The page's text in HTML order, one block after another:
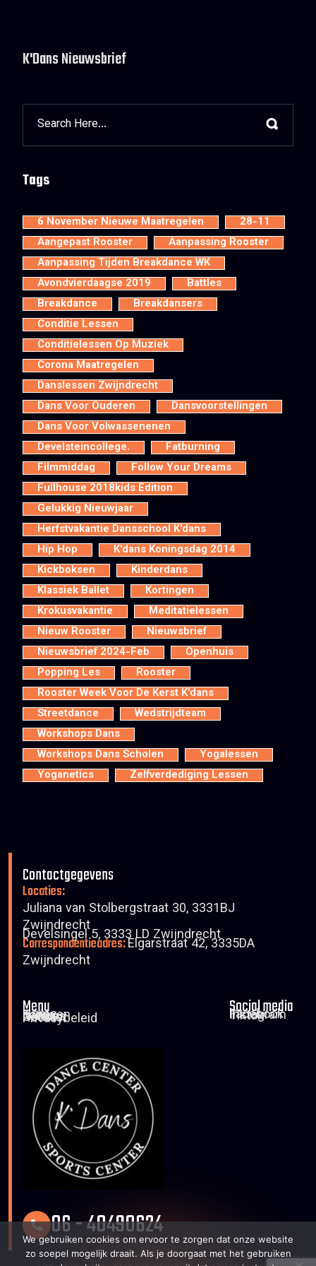
K'Dans Nieuwsbrief
Tags
6 November Nieuwe Maatregelen
28-11
Aangepast Rooster
Aanpassing Rooster
Aanpassing Tijden Breakdance WK
Avondvierdaagse 2019
Battles
Breakdance
Breakdansers
Conditie Lessen
Conditielessen Op Muziek
Corona Maatregelen
Danslessen Zwijndrecht
Dans Voor Ouderen
Dansvoorstellingen
Dans Voor Volwassenenen
Develsteincollege.
Fatburning
Filmmiddag
Follow Your Dreams
Fullhouse 2018kids Edition
Gelukkig Nieuwjaar
Herfstvakantie Dansschool K'dans
Hip Hop
K'dans Koningsdag 2014
Kickboksen
Kinderdans
Klassiek Ballet
Kortingen
Krokusvakantie
Meditatielessen
Nieuw Rooster
Nieuwsbrief
Nieuwsbrief 2024-Feb
Openhuis
Popping Les
Rooster
Rooster Week Voor De Kerst K'dans
Streetdance
Wedstrijdteam
Workshops Dans
Workshops Dans Scholen
Yogalessen
Yoganetics
Zelfverdediging Lessen
Contactgegevens
Locaties:
Juliana van Stolbergstraat 30, 3331BJ
Zwijndrecht
Develsingel 5, 3333 LD Zwijndrecht
Correspondentieadres:Elgarstraat 42, 3335DA
Zwijndrecht
Menu
Home
Tarieven
Foto’s
Nieuws
Contact
Rooster
Privacybeleid
Social media
Facebook
Instagram
Tiktok
06 - 40490624
We gebruiken cookies om ervoor te zorgen dat onze website
zo soepel mogelijk draait. Als je doorgaat met het gebruiken